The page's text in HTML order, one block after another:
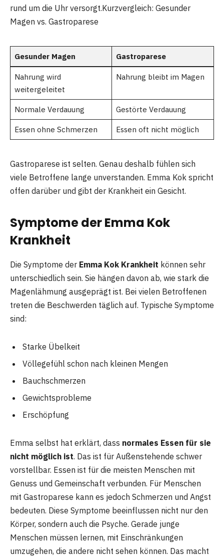
rund um die Uhr versorgt.Kurzvergleich: Gesunder
Magen vs. Gastroparese
Gesunder Magen Gastroparese
Nahrung wird
weitergeleitet
Nahrung bleibt im Magen
Normale Verdauung Gestörte Verdauung
Essen ohne Schmerzen Essen oft nicht möglich
Gastroparese ist selten. Genau deshalb fühlen sich
viele Betroffene lange unverstanden. Emma Kok spricht
offen darüber und gibt der Krankheit ein Gesicht.
Symptome der Emma Kok
Krankheit
Die Symptome der Emma Kok Krankheit können sehr
unterschiedlich sein. Sie hängen davon ab, wie stark die
Magenlähmung ausgeprägt ist. Bei vielen Betroffenen
treten die Beschwerden täglich auf. Typische Symptome
sind:
Starke Übelkeit
Völlegefühl schon nach kleinen Mengen
Bauchschmerzen
Gewichtsprobleme
Erschöpfung
Emma selbst hat erklärt, dass normales Essen für sie
nicht möglich ist. Das ist für Außenstehende schwer
vorstellbar. Essen ist für die meisten Menschen mit
Genuss und Gemeinschaft verbunden. Für Menschen
mit Gastroparese kann es jedoch Schmerzen und Angst
bedeuten. Diese Symptome beeinflussen nicht nur den
Körper, sondern auch die Psyche. Gerade junge
Menschen müssen lernen, mit Einschränkungen
umzugehen, die andere nicht sehen können. Das macht